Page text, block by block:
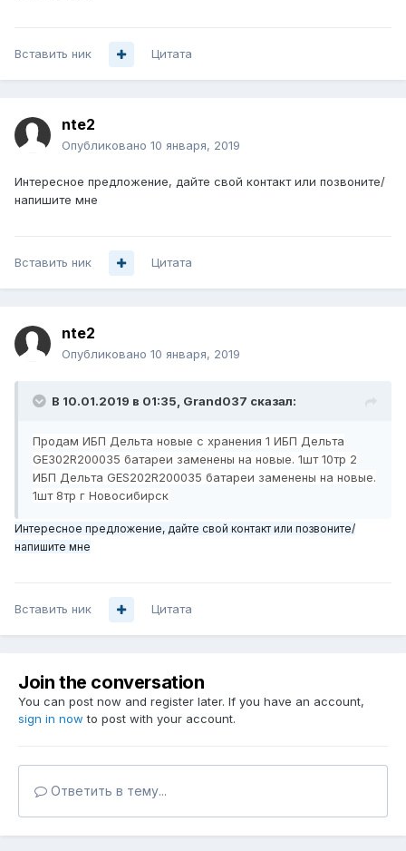
Вставить ник Цитата
nte2
Опубликовано 10 января, 2019
Интересное предложение, дайте свой контакт или позвоните/
напишите мне
Вставить ник Цитата
nte2
Опубликовано 10 января, 2019
В 10.01.2019 в 01:35, Grand037 сказал:
Продам ИБП Дельта новые с хранения 1 ИБП Дельта
GE302R200035 батареи заменены на новые. 1шт 10тр 2
ИБП Дельта GES202R200035 батареи заменены на новые.
1шт 8тр г Новосибирск
Интересное предложение, дайте свой контакт или позвоните/
напишите мне
Вставить ник Цитата
Join the conversation
You can post now and register later. If you have an account,
sign in now to post with your account.
Ответить в тему...